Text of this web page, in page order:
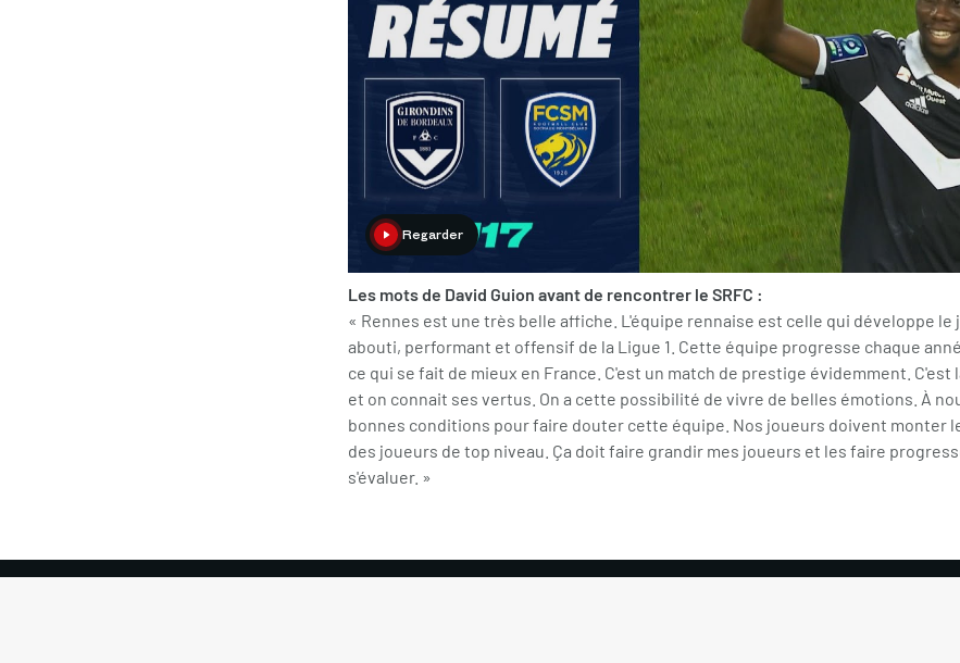
Regarder
Les mots de David Guion avant de rencontrer le SRFC :
« Rennes est une très belle affiche. L'équipe rennaise est celle qui développe
abouti, performant et offensif de la Ligue 1. Cette équipe progresse chaque
ce qui se fait de mieux en France. C'est un match de prestige évidemment. C'est
et on connait ses vertus. On a cette possibilité de vivre de belles émotions. À
bonnes conditions pour faire douter cette équipe. Nos joueurs doivent monter
des joueurs de top niveau. Ça doit faire grandir mes joueurs et les faire
s'évaluer. »